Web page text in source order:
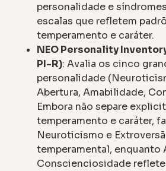
personalidade e
escalas que refletem
temperamento e caráter.
NEO Personality
PI-R): Avalia os cinco
personalidade
Abertura, Amabilidade,
Embora não separe
temperamento e caráter,
Neuroticismo e
temperamental, enquanto
Conscienciosidade